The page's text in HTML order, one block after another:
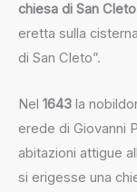
chiesa di San Cleto
eretta sulla
di San Cleto”.
Nel 1643 la
erede di Giovanni
abitazioni attigue
si erigesse una